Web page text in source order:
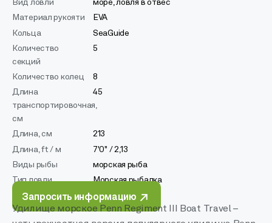
Вид ловли
море, ловля в отвес
Материал рукояти
EVA
Кольца
SeaGuide
Количество
секций
5
Количество колец
8
Длина
транспортировочная,
см
45
Длина, см
213
Длина, ft / м
7'0" / 2,13
Виды рыбы
морская рыба
Тип ловли
Морская рыбалка
Запросить информацию
Удилище морское Penn Regiment III Boat Travel –